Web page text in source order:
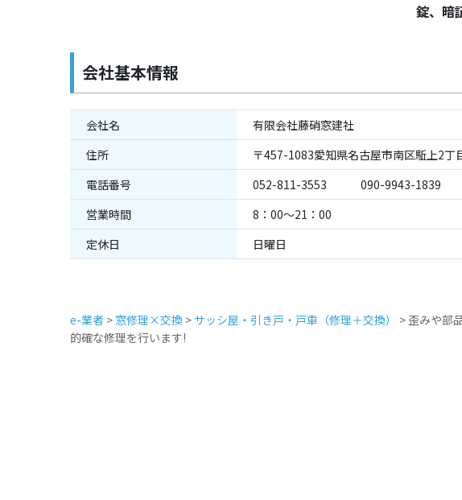
錠、暗
会社基本情報
会社名
有限会社藤硝窓建社
住所
〒457-1083愛知県名古屋市南区駈上2丁
電話番号
052-811-3553 090-9943-1839
営業時間
8：00～21：00
定休日
日曜日
e-業者 > 窓修理×交換 > サッシ屋・引き戸・戸車（修理＋交換） > 歪みや部
的確な修理を行います!